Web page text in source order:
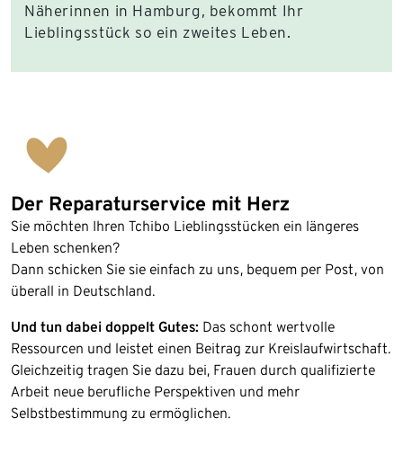
Näherinnen in Hamburg, bekommt Ihr
Lieblingsstück so ein zweites Leben.
Der Reparaturservice mit Herz
Sie möchten Ihren Tchibo Lieblingsstücken ein längeres
Leben schenken?
Dann schicken Sie sie einfach zu uns, bequem per Post, von
überall in Deutschland.
Und tun dabei doppelt Gutes: Das schont wertvolle
Ressourcen und leistet einen Beitrag zur Kreislaufwirtschaft.
Gleichzeitig tragen Sie dazu bei, Frauen durch qualifizierte
Arbeit neue berufliche Perspektiven und mehr
Selbstbestimmung zu ermöglichen.